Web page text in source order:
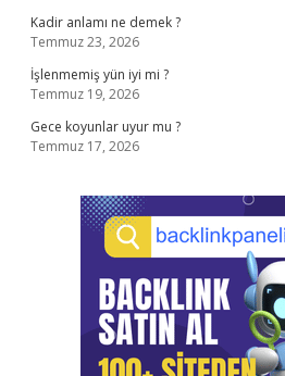
Kadir anlamı ne demek ?
Temmuz 23, 2026
İşlenmemiş yün iyi mi ?
Temmuz 19, 2026
Gece koyunlar uyur mu ?
Temmuz 17, 2026